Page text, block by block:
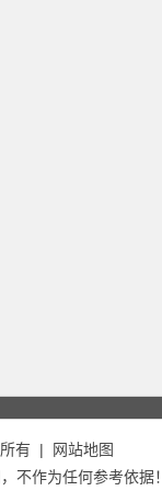
有 |
网站地图
不作为任何参考依据！